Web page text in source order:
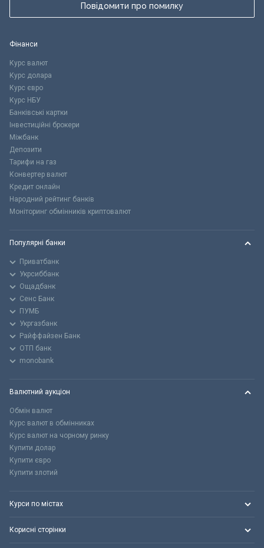
Повідомити про помилку
Фінанси
Курс валют
Курс долара
Курс євро
Курс НБУ
Банківські картки
Інвестиційні брокери
Міжбанк
Депозити
Тарифи на газ
Конвертер валют
Кредит онлайн
Народний рейтинг банків
Моніторинг обмінників криптовалют
Популярні банки
Приватбанк
Укрсиббанк
Ощадбанк
Сенс Банк
ПУМБ
Укргазбанк
Райффайзен Банк
ОТП банк
monobank
Валютний аукціон
Обмін валют
Курс валют в обмінниках
Курс валют на чорному ринку
Купити долар
Купити євро
Купити злотий
Курси по містах
Корисні сторінки